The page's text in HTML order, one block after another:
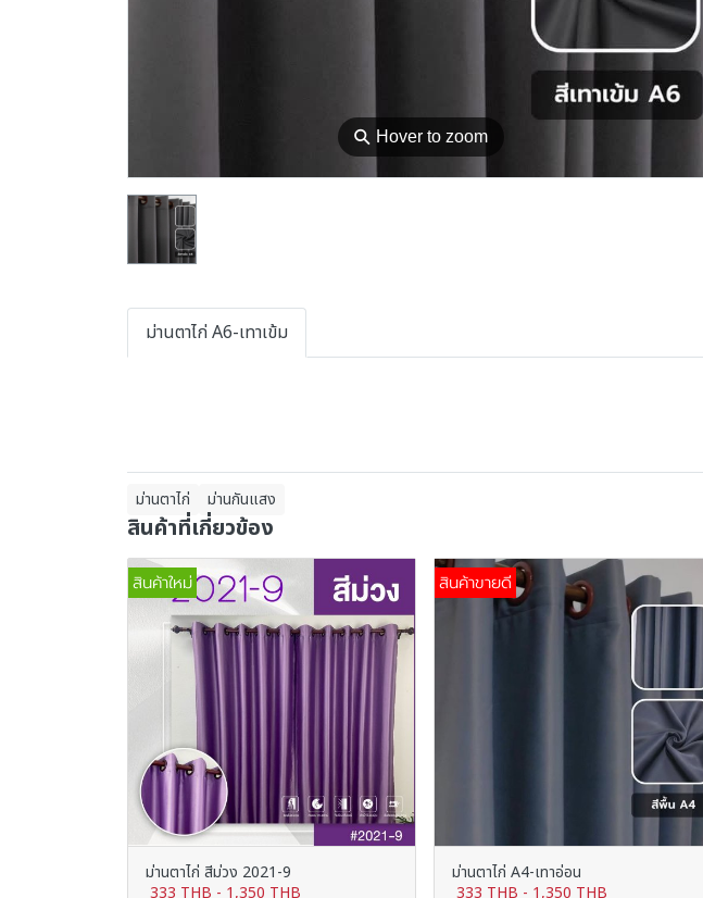
⚲ Hover to zoom
ม่านตาไก่ A6-เทาเข้ม
ม่านตาไก่ ม่านกันแสง
สินค้าที่เกี่ยวข้อง
สินค้าใหม่
ม่านตาไก่ สีม่วง 2021-9
333 THB - 1,350 THB
สินค้าขายดี
ม่านตาไก่ A4-เทาอ่อน
333 THB - 1,350 THB